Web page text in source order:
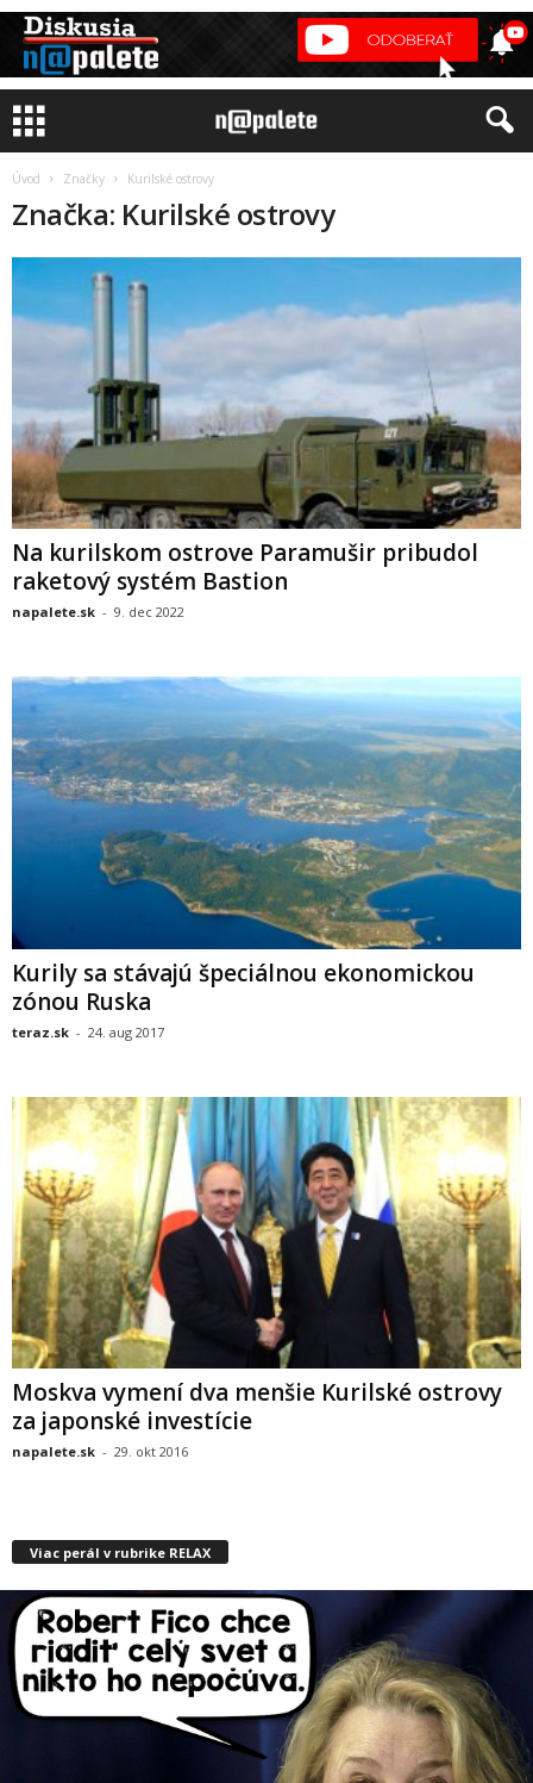
Úvod Značky Kurilské ostrovy
Značka: Kurilské ostrovy
Na kurilskom ostrove Paramušir pribudol
raketový systém Bastion
napalete.sk - 9. dec 2022
Kurily sa stávajú špeciálnou ekonomickou
zónou Ruska
teraz.sk - 24. aug 2017
Moskva vymení dva menšie Kurilské ostrovy
za japonské investície
napalete.sk - 29. okt 2016
Viac perál v rubrike RELAX